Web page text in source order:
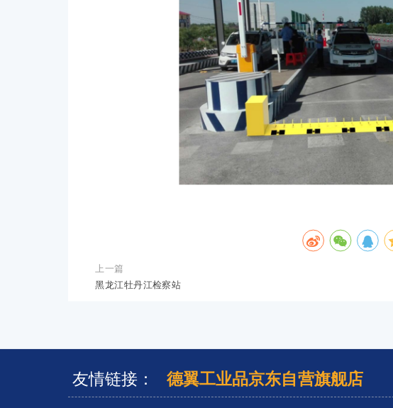
上一篇
黑龙江牡丹江检察站
友情链接： 德翼工业品京东自营旗舰店